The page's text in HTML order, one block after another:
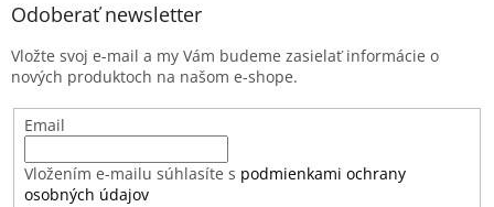
Odoberať newsletter
Vložte svoj e-mail a my Vám budeme zasielať informácie o
nových produktoch na našom e-shope.
Email
Vložením e-mailu súhlasíte s podmienkami ochrany
osobných údajov